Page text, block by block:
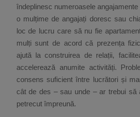
îndeplinesc numeroasele
o mulțime de angajați doresc sau
loc de lucru care să nu fie
mulți sunt de acord că prezența
ajută la construirea de relații,
accelerează anumite activități.
consens suficient între lucrători și
cât de des – sau unde – ar trebui să
petrecut împreună.